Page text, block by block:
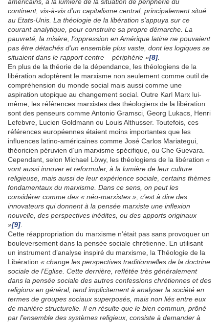
continent, vis-à-vis d’un capitalisme central, principalement situé
au Etats-Unis. La théologie de la libération s’appuya sur ce
courant analytique, pour construire sa propre démarche. La
pauvreté, la misère, l’oppression en Amérique latine ne pouvaient
pas être détachés d’un ensemble plus vaste, dont les logiques se
situaient dans le rapport centre – périphérie »[8]
En plus de la théorie de la dépendance, les théologiens de la
libération adoptèrent le marxisme non seulement comme outil de
compréhension du monde social mais aussi comme une
aspiration utopique au changement social. Outre Karl Marx lui-
même, les références marxistes des théologiens de la libération
sont des penseurs comme Antonio Gramsci, Georg Lukacs, Henri
Lefebvre, Lucien Goldmann ou Louis Althusser. Toutefois, ces
références européennes étaient moins importantes que les
influences latino-américaines comme José Carlos Mariategui,
théoricien péruvien d’un marxisme spécifique, ou Che Guevara.
Cependant, selon Michael Löwy, les théologiens de la libération «
vont aussi innover et reformuler, à la lumière de leur culture
religieuse, mais aussi de leur expérience sociale, certains thèmes
fondamentaux du marxisme. Dans ce sens, on peut les
considérer comme des « néo-marxistes », c’est à dire des
innovateurs qui donnent à la pensée marxiste une inflexion
nouvelle, des perspectives inédites, ou des apports originaux
»[9]
Cette réappropriation du marxisme n’était pas sans provoquer un
bouleversement dans la pensée sociale chrétienne. En utilisant
un instrument d’analyse inspiré du marxisme, la Théologie de la
Libération « change les perspectives traditionnelles de la doctrine
sociale de l’Eglise. Cette dernière, reflétée très généralement
dans la pensée sociale des autres confessions chrétiennes et des
religions en général, tend implicitement à analyser la société en
termes de groupes sociaux superposés, mais non liés entre eux
de manière structurelle. Il en résulte que le bien commun, prôné
par l’ensemble des systèmes religieux, consiste à demander à